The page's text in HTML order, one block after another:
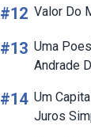
#12 Valor Do
#13 Uma
Andrade
#14 Um
Juros